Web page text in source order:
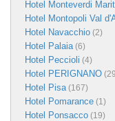
Hotel Monteverdi
Hotel Montopoli Val
Hotel Navacchio (2)
Hotel Palaia(6)
Hotel Peccioli (4)
Hotel PERIGNANO
Hotel Pisa(167)
Hotel Pomarance (1)
Hotel Ponsacco (19)